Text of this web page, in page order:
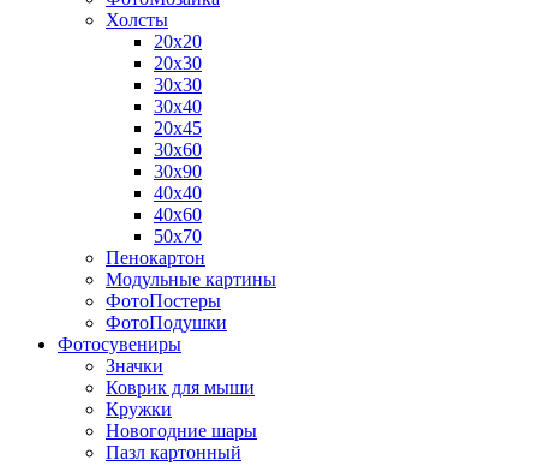
Холсты
20х20
20х30
30х30
30х40
20х45
30х60
30х90
40х40
40х60
50х70
Пенокартон
Модульные картины
ФотоПостеры
ФотоПодушки
Фотоcувениры
Значки
Коврик для мыши
Кружки
Новогодние шары
Пазл картонный